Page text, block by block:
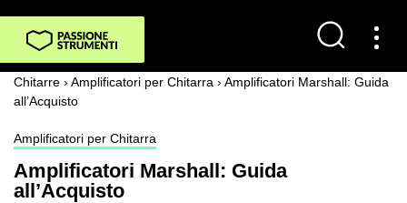
Chitarre › Amplificatori per Chitarra › Amplificatori Marshall: Guida
all’Acquisto
Amplificatori per Chitarra
Amplificatori Marshall: Guida
all’Acquisto